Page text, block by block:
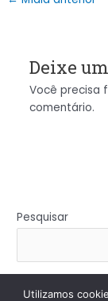
Deixe
Você precisa
comentário.
Pesquisar
Utilizamos